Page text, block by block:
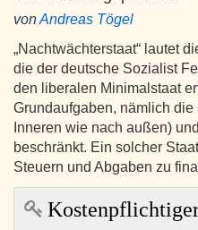
vonAndreas Tögel
„Nachtwächterstaat“ lautet
die der deutsche Sozialist
den liberalen Minimalstaat
Grundaufgaben, nämlich
Inneren wie nach außen)
beschränkt. Ein solcher
Steuern und Abgaben zu